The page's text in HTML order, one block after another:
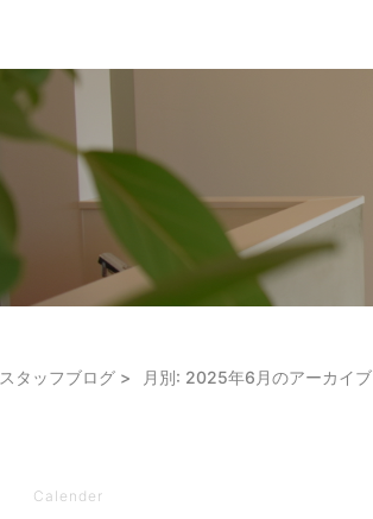
スタッフブログ 月別: 2025年6月のアーカイブ
Calender